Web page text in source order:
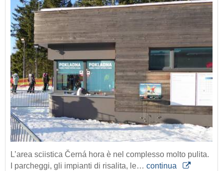
L’area sciistica Černá hora è nel complesso molto pulita.
I parcheggi, gli impianti di risalita, le… continua